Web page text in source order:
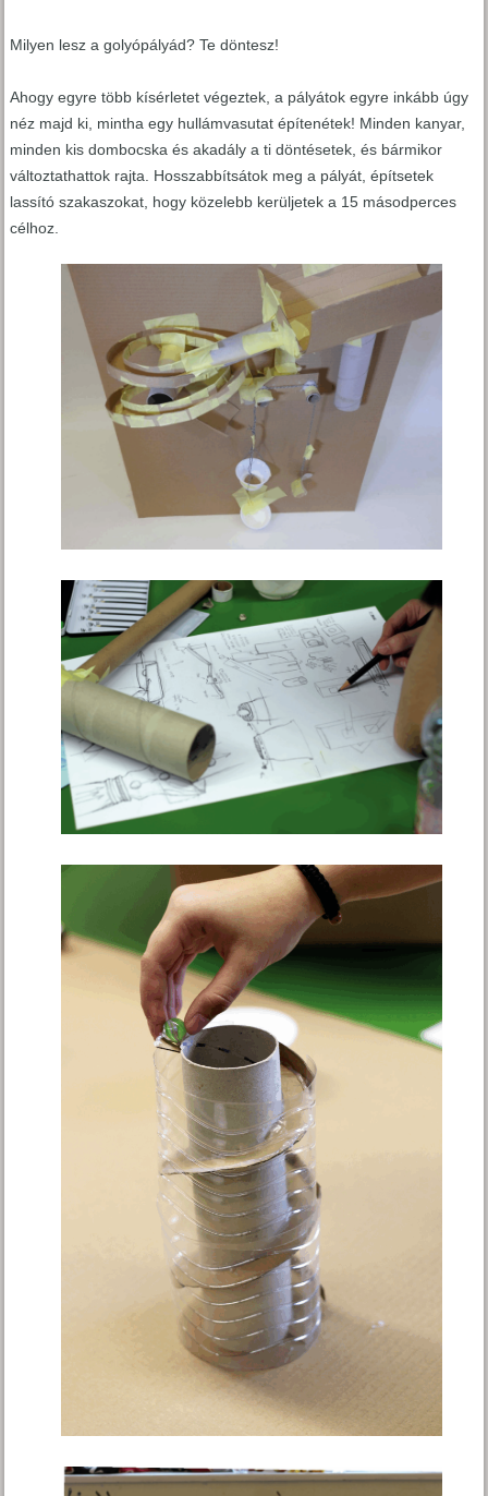
Milyen lesz a golyópályád? Te döntesz!
Ahogy egyre több kísérletet végeztek, a pályátok egyre inkább úgy
néz majd ki, mintha egy hullámvasutat építenétek! Minden kanyar,
minden kis dombocska és akadály a ti döntésetek, és bármikor
változtathattok rajta. Hosszabbítsátok meg a pályát, építsetek
lassító szakaszokat, hogy közelebb kerüljetek a 15 másodperces
célhoz.